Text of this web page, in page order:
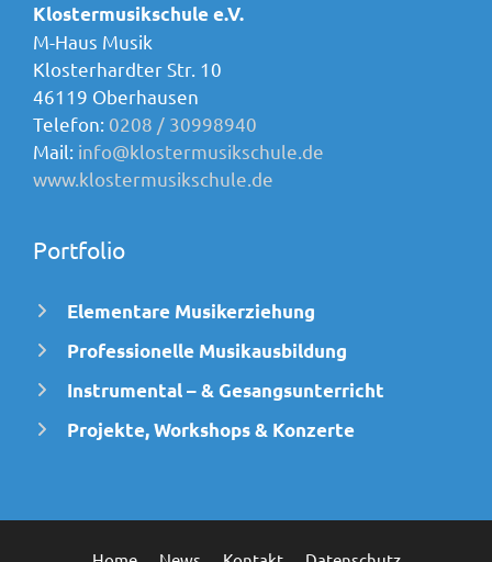
Klostermusikschule e.V.
M-Haus Musik
Klosterhardter Str. 10
46119 Oberhausen
Telefon: 0208 / 30998940
Mail: info@klostermusikschule.de
www.klostermusikschule.de
Portfolio
Elementare Musikerziehung
Professionelle Musikausbildung
Instrumental – & Gesangsunterricht
Projekte, Workshops & Konzerte